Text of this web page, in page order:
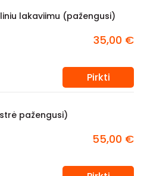
lakaviimu (pažengusi)
35,00 €
Pirkti
pažengusi)
55,00 €